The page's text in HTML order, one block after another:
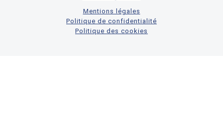
Mentions légales
Politique de confidentialité
Politique des cookies